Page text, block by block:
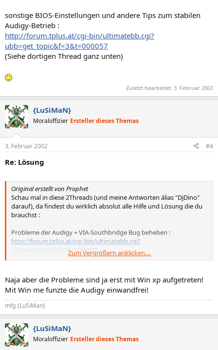
sonstige BIOS-Einstellungen und andere Tips zum stabilen
Audigy-Betrieb :
http://forum.tplus.at/cgi-bin/ultimatebb.cgi?
ubb=get_topic&f=3&t=000057
(Siehe dortigen Thread ganz unten)
Zuletzt bearbeitet: 3. Februar 2002
{LuSiMaN}
Moraloffizier Ersteller dieses Themas
3. Februar 2002 #4
Re: Lösung
Original erstellt von Prophet
Schau mal in diese 2Threads (und meine Antworten álias "DjDino"
darauf), da findest du wirklich absolut alle Hilfe und Lösung die du
brauchst :
Probleme der Audigy + VIA-Southbridge Bug beheben :
http://forum.tplus.at/cgi-bin/ultimatebb.cgi?
ubb=get_topic&f=3&t=000048
Betrieb :
http://forum.tplus.at/cgi-bin/ultimatebb.cgi?
ubb=get_topic&f=3&t=000057
(Siehe dortigen Thread ganz unten)
Zum Vergrößern anklicken....
Naja aber die Probleme sind ja erst mit Win xp aufgetreten!
Mit Win me funzte die Audigy einwandfrei!
mfg {LuSiMan}
{LuSiMaN}
Moraloffizier Ersteller dieses Themas